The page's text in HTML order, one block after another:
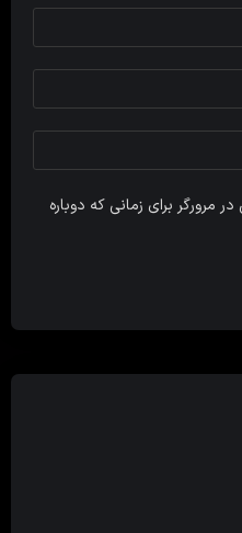
مرورگر برای زمانی که دوباره